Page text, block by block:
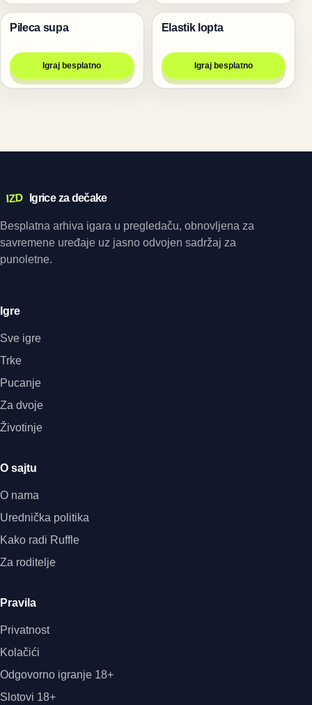
Igre
Pileca supa
Igraj besplatno
Igre
Elastik lopta
Igraj besplatno
IZD Igrice za dečake
Besplatna arhiva igara u pregledaču, obnovljena za
savremene uređaje uz jasno odvojen sadržaj za
punoletne.
Igre
Sve igre
Trke
Pucanje
Za dvoje
Životinje
O sajtu
O nama
Urednička politika
Kako radi Ruffle
Za roditelje
Pravila
Privatnost
Kolačići
Odgovorno igranje 18+
Slotovi 18+